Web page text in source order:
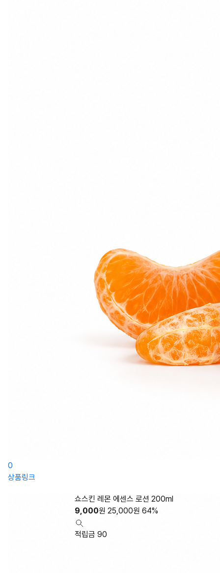
0
상품링크
쇼스킨 레몬 에센스 로션 200ml
9,000원 25,000원 64%
적립금 90